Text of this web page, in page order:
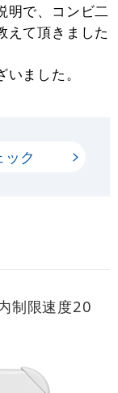
明で、コンビ二
えて頂きました
ました。
ク
制限速度20